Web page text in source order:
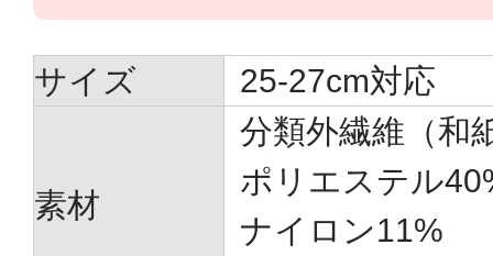
サイズ 25-27cm対応
素材
分類外繊維（和
ポリエステル
ナイロン11%